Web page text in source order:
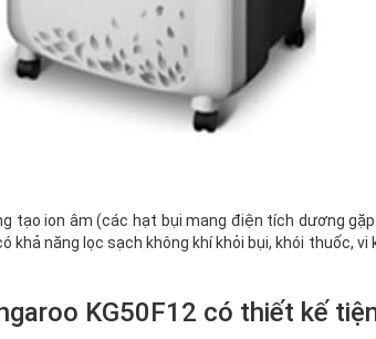
tạo ion âm (các hạt bụi mang điện tích dương
khả năng lọc sạch không khí khỏi bụi, khói thuốc,
KG50F12 có thiết kế